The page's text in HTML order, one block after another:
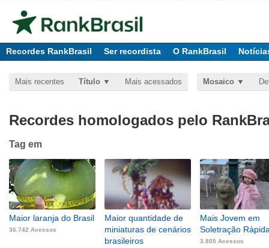
Recordes RankBrasil Ser recordista O RankBrasil
Mais recentes Título Mais acessados Mosaico
Recordes homologados pelo
Tag em
Maior laranja do Brasil
36.742 Acessos
Maior quantidade de
miniaturas de cenários
brasileiros
Mais Jovem em
Soletração
3.805 Acessos